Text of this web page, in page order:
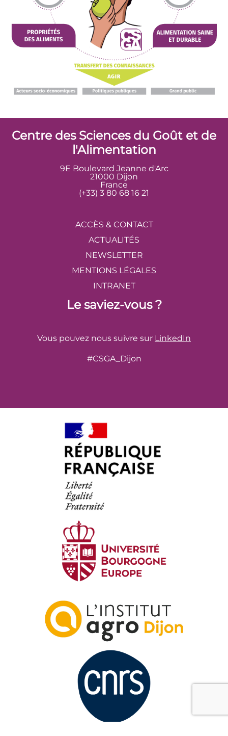
Centre des Sciences du Goût et de
l'Alimentation
9E Boulevard Jeanne d'Arc
21000 Dijon
France
(+33) 3 80 68 16 21
ACCÈS & CONTACT
ACTUALITÉS
NEWSLETTER
MENTIONS LÉGALES
INTRANET
Le saviez-vous ?
Vous pouvez nous suivre sur LinkedIn
#CSGA_Dijon